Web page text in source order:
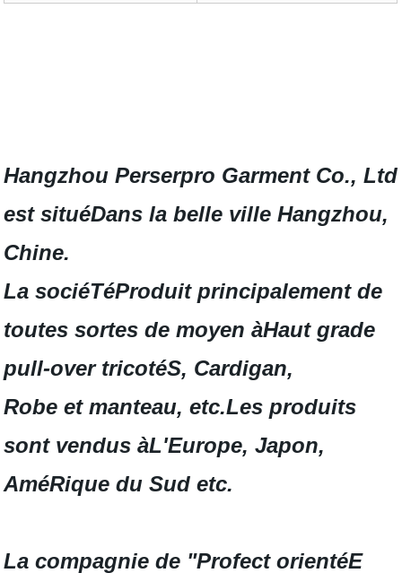
Hangzhou Perserpro Garment Co., Ltd
est situéDans la belle ville Hangzhou,
Chine.
La sociéTéProduit principalement de
toutes sortes de moyen àHaut grade
pull-over tricotéS, Cardigan,
Robe et manteau, etc.Les produits
sont vendus àL'Europe, Japon,
AméRique du Sud etc.
La compagnie de "Profect orientéE